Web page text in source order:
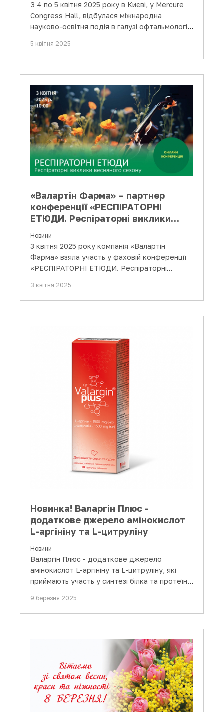
З 4 по 5 квітня 2025 року в Києві, у Mercure
Congress Hall, відбулася міжнародна
науково-освітня подія в галузі офтальмології
5 квітня 2025
«Валартін Фарма» – партнер
конференції «РЕСПІРАТОРНІ
ЕТЮДИ. Респіраторні виклики
Новини
3 квітня 2025 року компанія «Валартін
Фарма» взяла участь у фаховій конференції
«РЕСПІРАТОРНІ ЕТЮДИ. Респіраторні
3 квітня 2025
Новинка! Валаргін Плюс -
додаткове джерело амінокислот
L-аргініну та L-цитруліну
Новини
Валаргін Плюс - додаткове джерело
амінокислот L-аргініну та L-цитруліну, які
приймають участь у синтезі білка та протеїну
9 березня 2025